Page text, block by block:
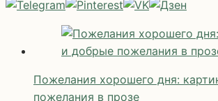
Пожелания хорошего дня:
пожелания в прозе